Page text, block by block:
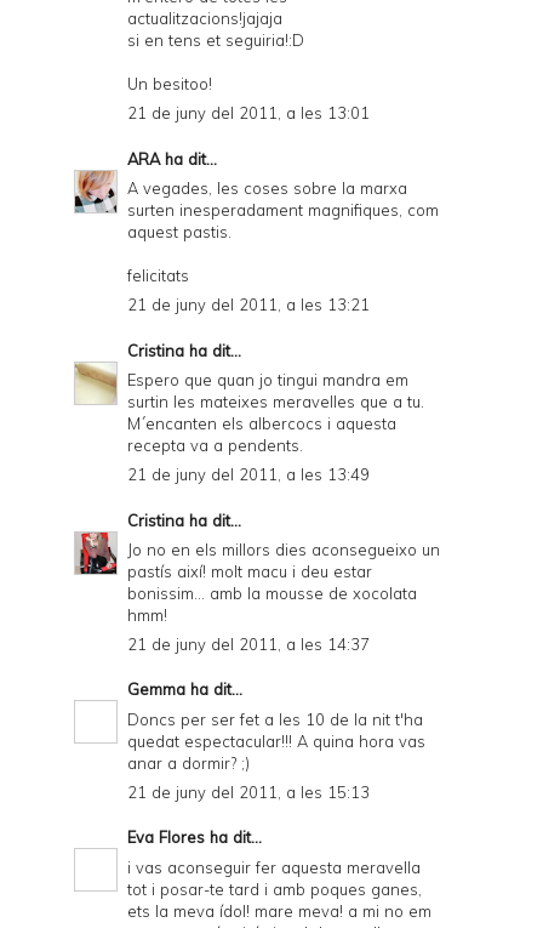
actualitzacions!jajaja
si en tens et seguiria!:D
Un besitoo!
21 de juny del 2011, a les 13:01
ARAha dit...
A vegades, les coses sobre la marxa
surten inesperadament magnifiques, com
aquest pastis.
felicitats
21 de juny del 2011, a les 13:21
Cristina ha dit...
Espero que quan jo tingui mandra em
surtin les mateixes meravelles que a tu.
M´encanten els albercocs i aquesta
recepta va a pendents.
21 de juny del 2011, a les 13:49
Cristina ha dit...
Jo no en els millors dies aconsegueixo un
pastís així! molt macu i deu estar
bonissim... amb la mousse de xocolata
hmm!
21 de juny del 2011, a les 14:37
Gemma ha dit...
Doncs per ser fet a les 10 de la nit t'ha
quedat espectacular!!! A quina hora vas
anar a dormir? ;)
21 de juny del 2011, a les 15:13
Eva Flores ha dit...
i vas aconseguir fer aquesta meravella
tot i posar-te tard i amb poques ganes,
ets la meva ídol! mare meva! a mi no em